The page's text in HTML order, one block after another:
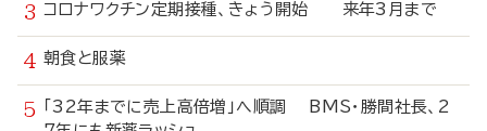
コロナワクチン定期接種、きょう開始 来年3月まで
朝食と服薬
「32年までに売上高倍増」へ順調 BMS・勝間社長、2